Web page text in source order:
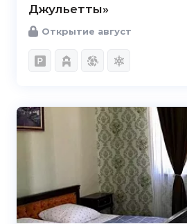
Джульетты»
Открытие август